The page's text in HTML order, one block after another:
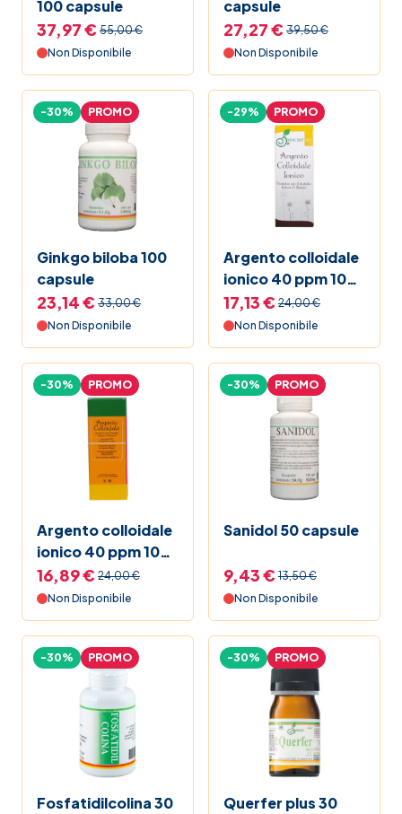
100 capsule
37,97 € 55,00 €
Non Disponibile
capsule
27,27 € 39,50 €
Non Disponibile
Ginkgo biloba 100
capsule
-30% PROMO
23,14 € 33,00 €
Non Disponibile
Argento colloidale
ionico 40 ppm 100
ml
-29% PROMO
17,13 € 24,00 €
Non Disponibile
Argento colloidale
ionico 40 ppm 100
ml
-30% PROMO
16,89 € 24,00 €
Non Disponibile
Sanidol 50 capsule
-30% PROMO
9,43 € 13,50 €
Non Disponibile
Fosfatidilcolina 30
-30% PROMO
Querfer plus 30
-30% PROMO